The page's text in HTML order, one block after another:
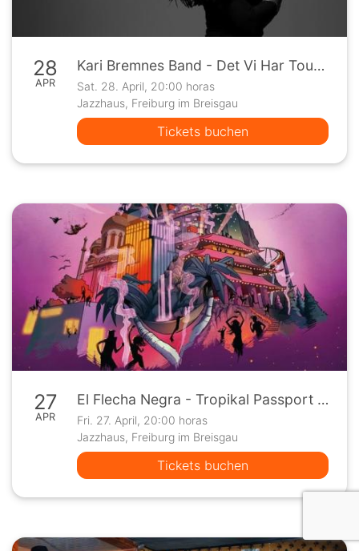
28
APR
Kari Bremnes Band - Det Vi Har Tour 2018 // Freiburg
Sat. 28. April, 20:00 horas
Jazzhaus, Freiburg im Breisgau
Tickets buchen
27
APR
El Flecha Negra - Tropikal Passport (Zusatztermin)
Fri. 27. April, 20:00 horas
Jazzhaus, Freiburg im Breisgau
Tickets buchen